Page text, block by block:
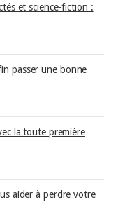
et science-fiction :
passer une bonne
la toute première
aider à perdre votre